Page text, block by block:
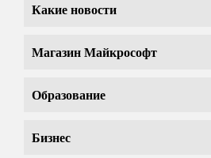
Какие новости
Магазин Майкрософт
Образование
Бизнес